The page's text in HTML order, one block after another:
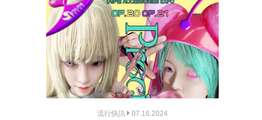
流行快訊 07.16.2024